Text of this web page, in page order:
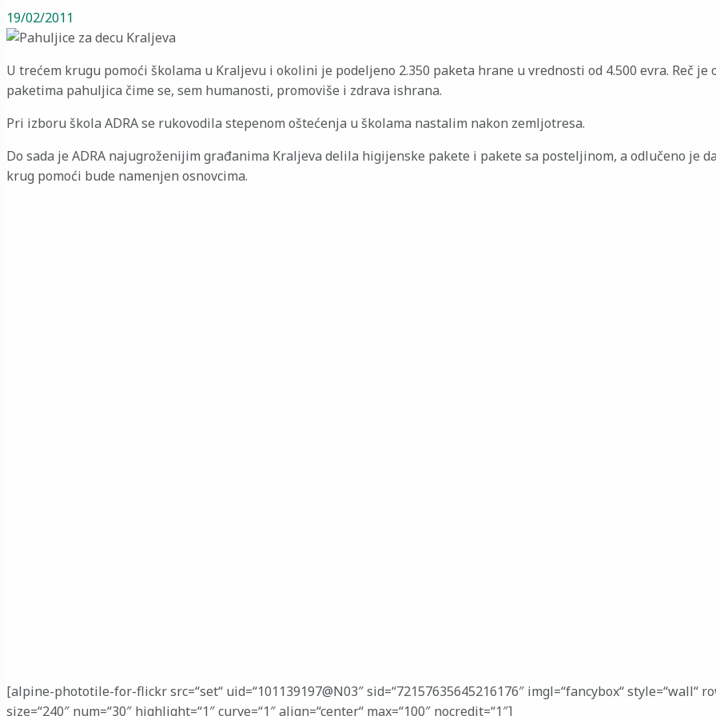
19/02/2011
U trećem krugu pomoći školama u Kraljevu i okolini je podeljeno 2.350 paketa hrane u vrednosti od 4.500 evra. Reč je
paketima pahuljica čime se, sem humanosti, promoviše i zdrava ishrana.
Pri izboru škola ADRA se rukovodila stepenom oštećenja u školama nastalim nakon zemljotresa.
Do sada je ADRA najugroženijim građanima Kraljeva delila higijenske pakete i pakete sa posteljinom, a odlučeno je
krug pomoći bude namenjen osnovcima.
[alpine-phototile-for-flickr src=“set“ uid=“101139197@N03″ sid=“72157635645216176″ imgl=“fancybox“ style=“wall“
size=“240″ num=“30″ highlight=“1″ curve=“1″ align=“center“ max=“100″ nocredit=“1″]